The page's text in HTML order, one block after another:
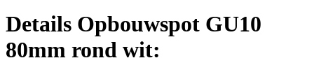
Details Opbouwspot GU10
80mm rond wit: